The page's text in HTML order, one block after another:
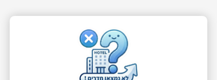
הפעילות